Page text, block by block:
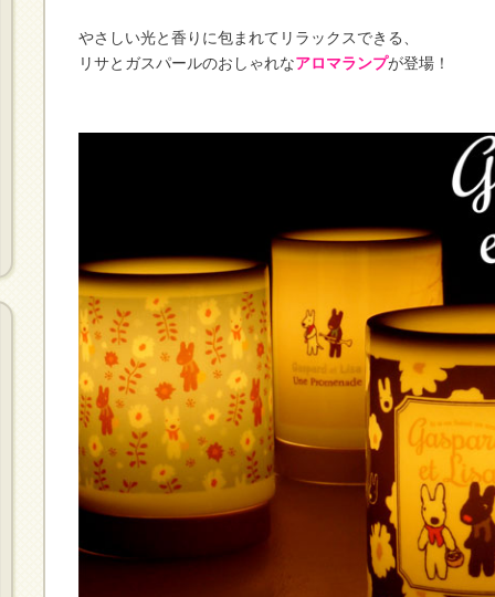
やさしい光と香りに包まれてリラックスできる、
リサとガスパールのおしゃれなアロマランプが登場！